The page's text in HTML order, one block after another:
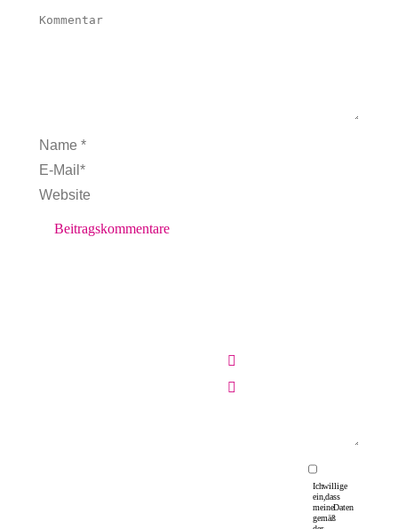
Kommentar
Name *
E-Mail *
Website
Beitragskommentare
Ich willige
ein, dass
meine Daten
gemäß